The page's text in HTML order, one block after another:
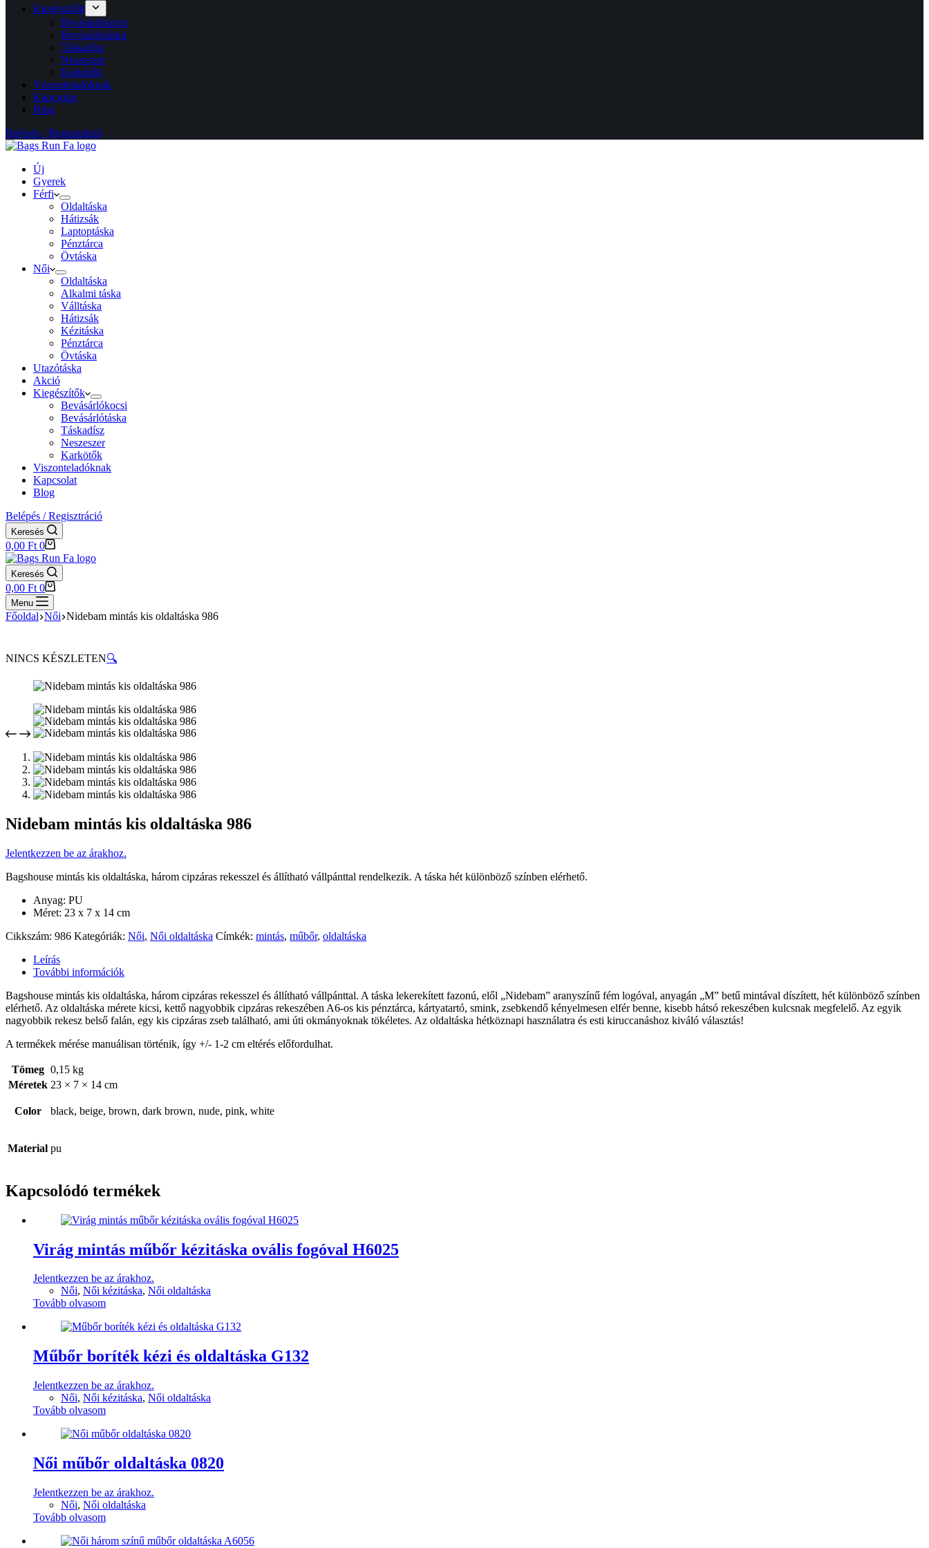
Kiegészítők
Bevásárlókocsi
Bevásárlótáska
Táskadísz
Neszeszer
Karkötők
Viszonteladóknak
Kapcsolat
Blog
Belépés / Regisztráció
Új
Gyerek
Férfi
Oldaltáska
Hátizsák
Laptoptáska
Pénztárca
Övtáska
Női
Oldaltáska
Alkalmi táska
Válltáska
Hátizsák
Kézitáska
Pénztárca
Övtáska
Utazótáska
Akció
Kiegészítők
Bevásárlókocsi
Bevásárlótáska
Táskadísz
Neszeszer
Karkötők
Viszonteladóknak
Kapcsolat
Blog
Belépés / Regisztráció
Keresés
Shopping
cart
0,00 Ft 0
Keresés
Shopping
cart
0,00 Ft 0
Menu
Főoldal Női Nidebam mintás kis oldaltáska 986
NINCS KÉSZLETEN🔍
Nidebam mintás kis oldaltáska 986
Jelentkezzen be az árakhoz.
Bagshouse mintás kis oldaltáska, három cipzáras rekesszel és állítható vállpánttal rendelkezik. A táska hét különböző színben elérhető.
Anyag: PU
Méret: 23 x 7 x 14 cm
Cikkszám: 986 Kategóriák: Női, Női oldaltáska Címkék: mintás, műbőr, oldaltáska
Leírás
További információk
Bagshouse mintás kis oldaltáska, három cipzáras rekesszel és állítható vállpánttal. A táska lekerekített fazonú, elől „Nidebam” aranyszínű fém logóval, anyagán „M” betű mintával díszített, hét különböző színben
elérhető. Az oldaltáska mérete kicsi, kettő nagyobbik cipzáras rekeszében A6-os kis pénztárca, kártyatartó, smink, zsebkendő kényelmesen elfér benne, kisebb hátsó rekeszében kulcsnak megfelelő. Az egyik
nagyobbik rekesz belső falán, egy kis cipzáras zseb található, ami úti okmányoknak tökéletes. Az oldaltáska hétköznapi használatra és esti kiruccanáshoz kiváló választás!
A termékek mérése manuálisan történik, így +/- 1-2 cm eltérés előfordulhat.
Tömeg 0,15 kg
Méretek 23 × 7 × 14 cm
Color black, beige, brown, dark brown, nude, pink, white
Material pu
Kapcsolódó termékek
Virág mintás műbőr kézitáska ovális fogóval H6025
Jelentkezzen be az árakhoz.
Női, Női kézitáska, Női oldaltáska
Tovább olvasom
Műbőr boríték kézi és oldaltáska G132
Jelentkezzen be az árakhoz.
Női, Női kézitáska, Női oldaltáska
Tovább olvasom
Női műbőr oldaltáska 0820
Jelentkezzen be az árakhoz.
Női, Női oldaltáska
Tovább olvasom